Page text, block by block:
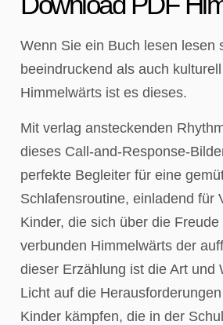
Wenn Sie ein Buch lesen lesen
beeindruckend als auch
Himmelwärts ist es dieses.
Mit verlag ansteckenden
dieses Call-and-Response-
perfekte Begleiter für eine
Schlafensroutine, einladend für
Kinder, die sich über die
verbunden Himmelwärts der
dieser Erzählung ist die Art und
Licht auf die
Kinder kämpfen, die in der